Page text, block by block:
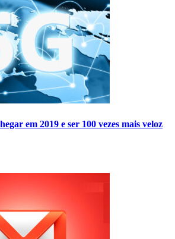
em 2019 e ser 100 vezes mais veloz